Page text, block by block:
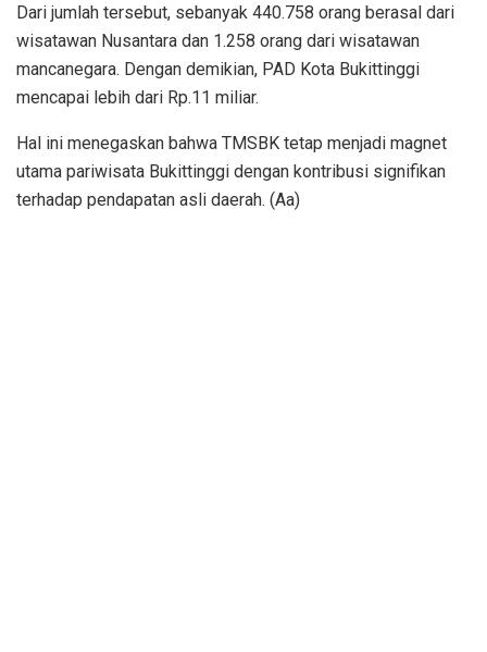
Dari jumlah tersebut, sebanyak 440.758 orang berasal dari
wisatawan Nusantara dan 1.258 orang dari wisatawan
mancanegara. Dengan demikian, PAD Kota Bukittinggi
mencapai lebih dari Rp.11 miliar.
Hal ini menegaskan bahwa TMSBK tetap menjadi magnet
utama pariwisata Bukittinggi dengan kontribusi signifikan
terhadap pendapatan asli daerah. (Aa)